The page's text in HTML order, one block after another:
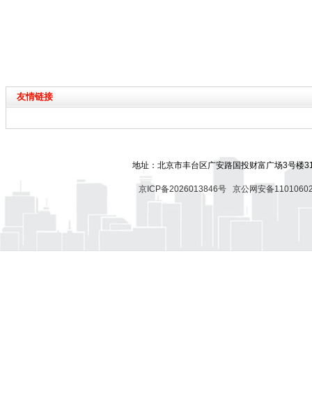
友情链接
地址：北京市丰台区广安路国投财富广场3号楼
京ICP备2026013846号 京公网安备